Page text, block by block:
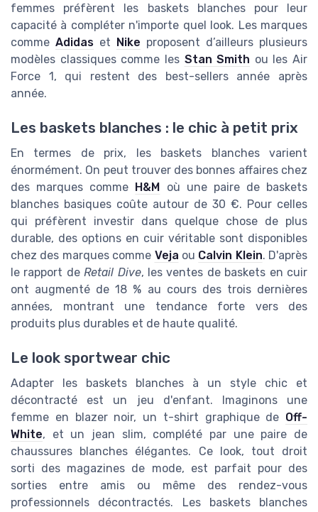
femmes préfèrent les baskets blanches pour leur
capacité à compléter n'importe quel look. Les marques
comme Adidas et Nike proposent d’ailleurs plusieurs
modèles classiques comme les Stan Smith ou les Air
Force 1, qui restent des best-sellers année après
année.
Les baskets blanches : le chic à petit prix
En termes de prix, les baskets blanches varient
énormément. On peut trouver des bonnes affaires chez
des marques comme H&M où une paire de baskets
blanches basiques coûte autour de 30 €. Pour celles
qui préfèrent investir dans quelque chose de plus
durable, des options en cuir véritable sont disponibles
chez des marques comme Veja ou Calvin Klein. D'après
le rapport deRetail Dive, les ventes de baskets en cuir
ont augmenté de 18 % au cours des trois dernières
années, montrant une tendance forte vers des
produits plus durables et de haute qualité.
Le look sportwear chic
Adapter les baskets blanches à un style chic et
décontracté est un jeu d'enfant. Imaginons une
femme en blazer noir, un t-shirt graphique de Off-
White, et un jean slim, complété par une paire de
chaussures blanches élégantes. Ce look, tout droit
sorti des magazines de mode, est parfait pour des
sorties entre amis ou même des rendez-vous
professionnels décontractés. Les baskets blanches